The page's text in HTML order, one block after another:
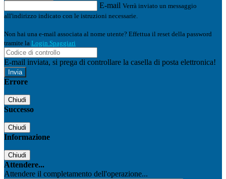
E-mail Verrà inviato un messaggio
all'indirizzo indicato con le istruzioni necessarie.
Non hai una e-mail associata al nome utente? Effettua il reset della password
tramite la Login Spaggiari
E-mail inviata, si prega di controllare la casella di posta elettronica!
Errore
Chiudi
Successo
Chiudi
Informazione
Chiudi
Attendere...
Attendere il completamento dell'operazione...